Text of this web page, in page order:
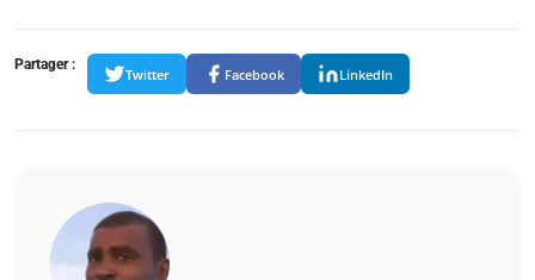
Partager :
Twitter Facebook LinkedIn